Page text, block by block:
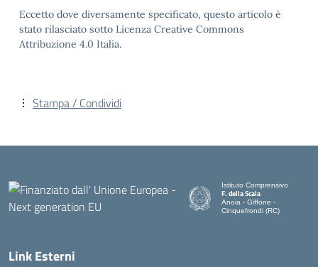
Eccetto dove diversamente specificato, questo articolo è
stato rilasciato sotto Licenza Creative Commons
Attribuzione 4.0 Italia.
Stampa / Condividi
Istituto Comprensivo
F. della Scala
Anoia - Giffone -
Cinquefrondi (RC)
Link Esterni